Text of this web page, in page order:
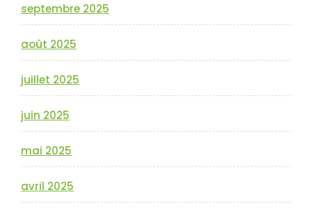
septembre 2025
août 2025
juillet 2025
juin 2025
mai 2025
avril 2025